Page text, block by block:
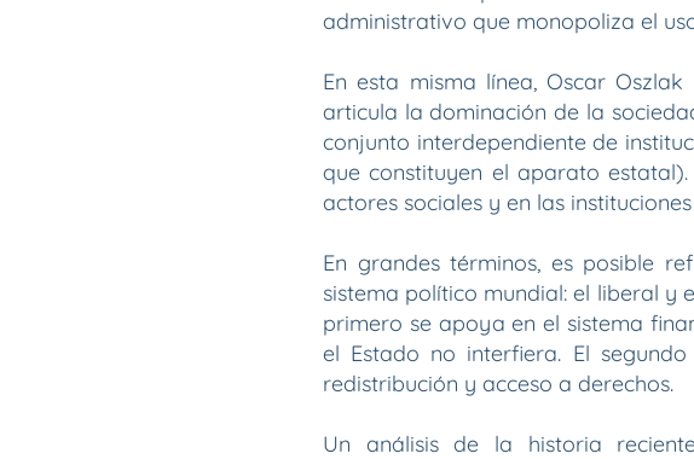
administrativo que monopoliza el
En esta misma línea, Oscar
articula la dominación de la
conjunto interdependiente de
que constituyen el aparato
actores sociales y en las
En grandes términos, es posible
sistema político mundial: el liberal y
primero se apoya en el sistema
el Estado no interfiera. El
redistribución y acceso a derechos.
Un análisis de la historia